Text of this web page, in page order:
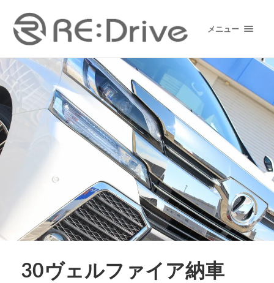
メニュー
30ヴェルファイア納車